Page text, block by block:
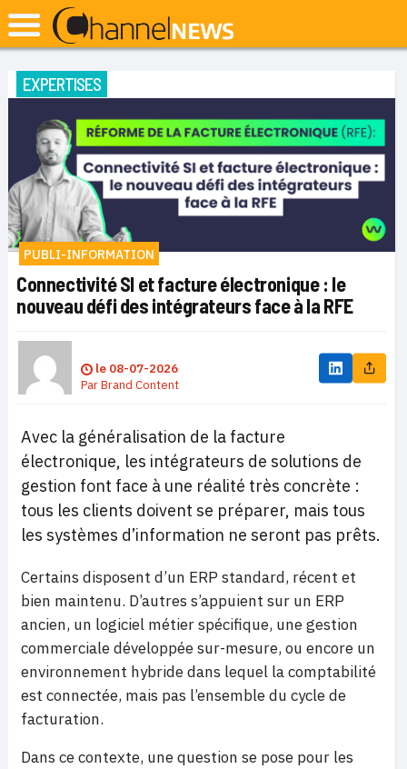
EXPERTISES
PUBLI-INFORMATION
Connectivité SI et facture électronique : le
nouveau défi des intégrateurs face à la RFE
le 08-07-2026
ParBrand Content
Avec la généralisation de la facture
électronique, les intégrateurs de solutions de
gestion font face à une réalité très concrète :
tous les clients doivent se préparer, mais tous
les systèmes d’information ne seront pas prêts.
Certains disposent d’un ERP standard, récent et
bien maintenu. D’autres s’appuient sur un ERP
ancien, un logiciel métier spécifique, une gestion
commerciale développée sur-mesure, ou encore un
environnement hybride dans lequel la comptabilité
est connectée, mais pas l’ensemble du cycle de
facturation.
Dans ce contexte, une question se pose pour les